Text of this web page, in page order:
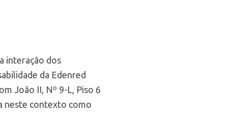
interação dos
da Edenred
João II, Nº 9-L, Piso 6
neste contexto como